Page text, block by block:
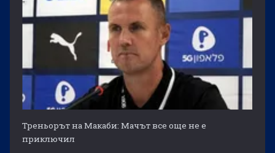
Треньорът на Макаби: Мачът все още не е
приключил